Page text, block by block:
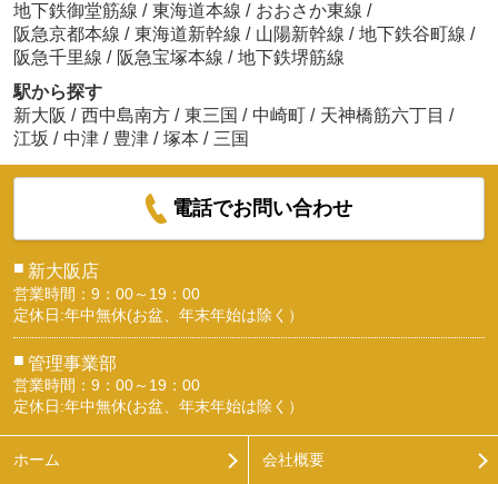
地下鉄御堂筋線 / 東海道本線 / おおさか東線 /
阪急京都本線 / 東海道新幹線 / 山陽新幹線 / 地下鉄谷町線 /
阪急千里線 / 阪急宝塚本線 / 地下鉄堺筋線
駅から探す
新大阪 / 西中島南方 / 東三国 / 中崎町 / 天神橋筋六丁目 /
江坂 / 中津 / 豊津 / 塚本 / 三国
電話でお問い合わせ
■ 新大阪店
営業時間：9：00～19：00
定休日:年中無休(お盆、年末年始は除く）
■ 管理事業部
営業時間：9：00～19：00
定休日:年中無休(お盆、年末年始は除く）
ホーム 会社概要